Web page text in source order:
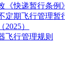
《快递暂行条例
定期飞行管理暂
）
飞行管理规则